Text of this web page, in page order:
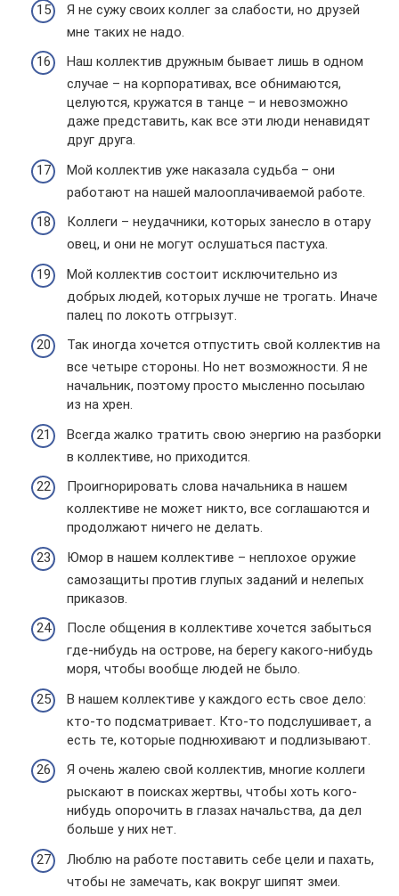
Я не сужу своих коллег за слабости, но друзей
мне таких не надо.
Наш коллектив дружным бывает лишь в одном
случае – на корпоративах, все обнимаются,
целуются, кружатся в танце – и невозможно
даже представить, как все эти люди ненавидят
друг друга.
Мой коллектив уже наказала судьба – они
работают на нашей малооплачиваемой работе.
Коллеги – неудачники, которых занесло в отару
овец, и они не могут ослушаться пастуха.
Мой коллектив состоит исключительно из
добрых людей, которых лучше не трогать. Иначе
палец по локоть отгрызут.
Так иногда хочется отпустить свой коллектив на
все четыре стороны. Но нет возможности. Я не
начальник, поэтому просто мысленно посылаю
из на хрен.
Всегда жалко тратить свою энергию на разборки
в коллективе, но приходится.
Проигнорировать слова начальника в нашем
коллективе не может никто, все соглашаются и
продолжают ничего не делать.
Юмор в нашем коллективе – неплохое оружие
самозащиты против глупых заданий и нелепых
приказов.
После общения в коллективе хочется забыться
где-нибудь на острове, на берегу какого-нибудь
моря, чтобы вообще людей не было.
В нашем коллективе у каждого есть свое дело:
кто-то подсматривает. Кто-то подслушивает, а
есть те, которые поднюхивают и подлизывают.
Я очень жалею свой коллектив, многие коллеги
рыскают в поисках жертвы, чтобы хоть кого-
нибудь опорочить в глазах начальства, да дел
больше у них нет.
Люблю на работе поставить себе цели и пахать,
чтобы не замечать, как вокруг шипят змеи.